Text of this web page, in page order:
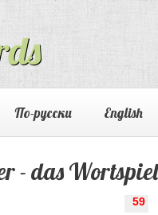
По-русски English
- das Wortspiel
59